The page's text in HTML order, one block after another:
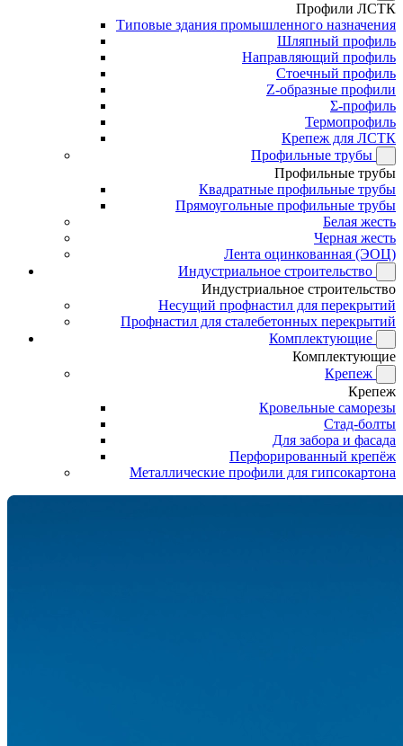
Профили ЛСТК
Типовые здания промышленного назначения
Шляпный профиль
Направляющий профиль
Стоечный профиль
Z-образные профили
Σ-профиль
Термопрофиль
Крепеж для ЛСТК
Профильные трубы
Профильные трубы
Квадратные профильные трубы
Прямоугольные профильные трубы
Белая жесть
Черная жесть
Лента оцинкованная (ЭОЦ)
Индустриальное строительство
Индустриальное строительство
Несущий профнастил для перекрытий
Профнастил для сталебетонных перекрытий
Комплектующие
Комплектующие
Крепеж
Крепеж
Кровельные саморезы
Стад-болты
Для забора и фасада
Перфорированный крепёж
Металлические профили для гипсокартона